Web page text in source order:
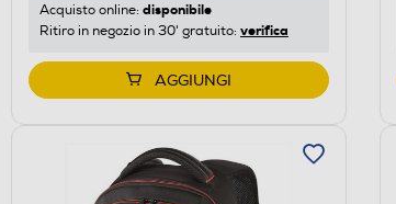
Acquisto online: disponibile
Ritiro in negozio in 30' gratuito: verifica
AGGIUNGI